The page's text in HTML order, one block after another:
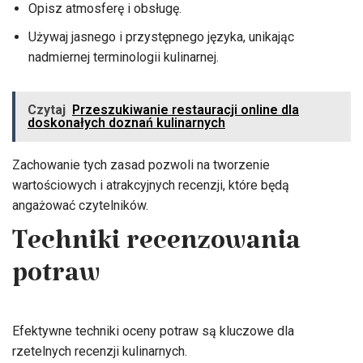
Opisz atmosferę i obsługę.
Używaj jasnego i przystępnego języka, unikając
nadmiernej terminologii kulinarnej.
Czytaj Przeszukiwanie restauracji online dla
doskonałych doznań kulinarnych
Zachowanie tych zasad pozwoli na tworzenie
wartościowych i atrakcyjnych recenzji, które będą
angażować czytelników.
Techniki recenzowania
potraw
Efektywne techniki oceny potraw są kluczowe dla
rzetelnych recenzji kulinarnych.